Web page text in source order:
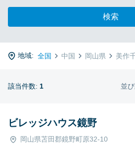
検索
地域: 全国 中国 岡山県 美作
該当件数: 1 並
ビレッジハウス鏡野
岡山県苫田郡鏡野町原32-10